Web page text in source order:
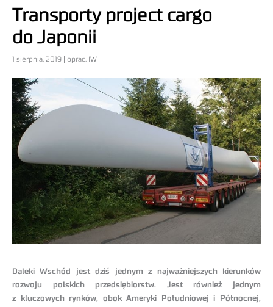
Transporty project cargo
do Japonii
1 sierpnia, 2019 | oprac. IW
Daleki Wschód jest dziś jednym z najważniejszych kierunków
rozwoju polskich przedsiębiorstw. Jest również jednym
z kluczowych rynków, obok Ameryki Południowej i Północnej,